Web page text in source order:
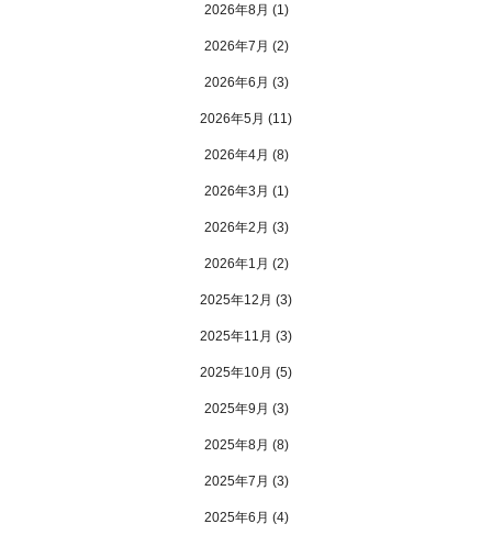
2026年8月 (1)
2026年7月 (2)
2026年6月 (3)
2026年5月 (11)
2026年4月 (8)
2026年3月 (1)
2026年2月 (3)
2026年1月 (2)
2025年12月 (3)
2025年11月 (3)
2025年10月 (5)
2025年9月 (3)
2025年8月 (8)
2025年7月 (3)
2025年6月 (4)